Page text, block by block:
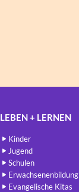
LEBEN + LERNEN
Kinder
Jugend
Schulen
Erwachsenenbildung
Evangelische Kitas